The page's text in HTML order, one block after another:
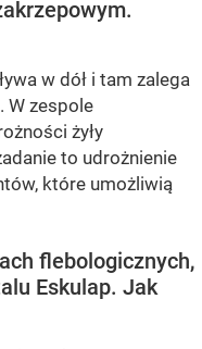
w dół i tam zalega
W zespole
żyły
to udrożnienie
które umożliwią
flebologicznych,
Eskulap. Jak